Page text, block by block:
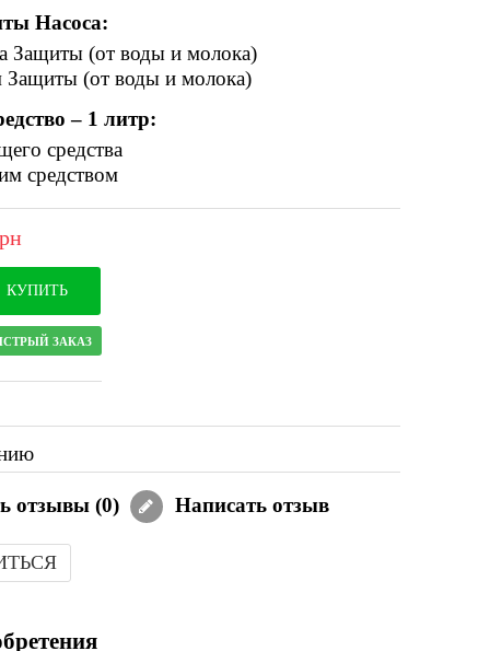
Насоса:
Защиты (от воды и молока)
Защиты (от воды и молока)
– 1 литр:
средства
средством
КУПИТЬ
ЗАКАЗ
отзывы (0) Написать отзыв